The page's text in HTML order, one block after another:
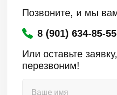
Позвоните, и мы
8 (901) 634-85-55
Или оставьте
перезвоним!